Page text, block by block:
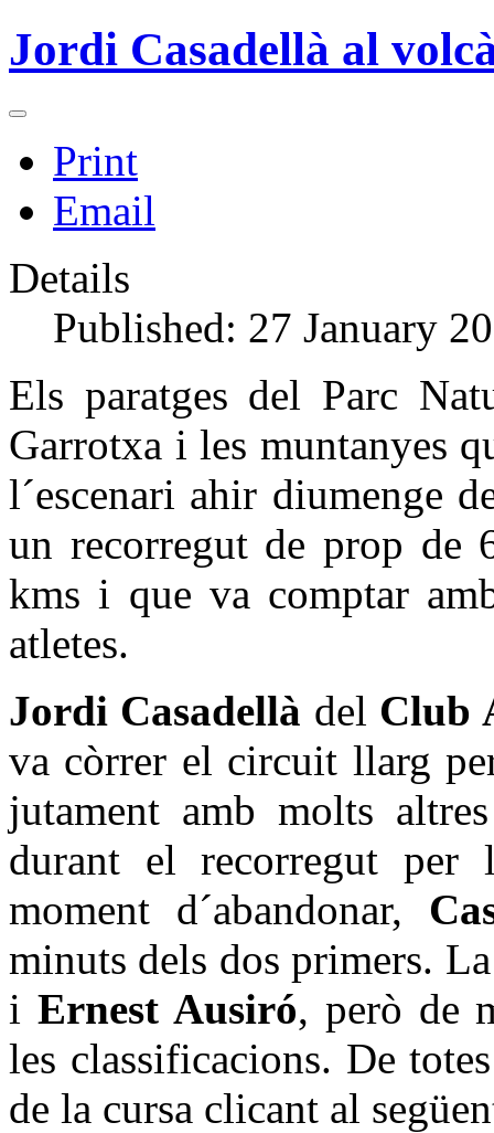
Jordi Casadellà al
Print
Email
Details
Published: 27 January
Els paratges del Parc
Garrotxa i les muntanyes
l´escenari ahir diumenge
un recorregut de prop
kms i que va comptar
atletes.
Jordi Casadellà del Club
va còrrer el circuit llarg
jutament amb molts
durant el recorregut
moment d´abandonar,
minuts dels dos primers.
i Ernest Ausiró, però de
les classificacions. De
de la cursa clicant al